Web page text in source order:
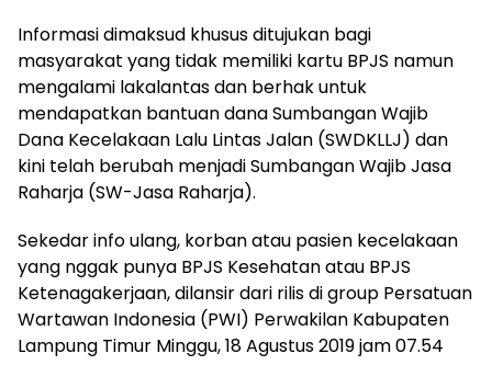
Informasi dimaksud khusus ditujukan bagi
masyarakat yang tidak memiliki kartu BPJS namun
mengalami lakalantas dan berhak untuk
mendapatkan bantuan dana Sumbangan Wajib
Dana Kecelakaan Lalu Lintas Jalan (SWDKLLJ) dan
kini telah berubah menjadi Sumbangan Wajib Jasa
Raharja (SW-Jasa Raharja).
Sekedar info ulang, korban atau pasien kecelakaan
yang nggak punya BPJS Kesehatan atau BPJS
Ketenagakerjaan, dilansir dari rilis di group Persatuan
Wartawan Indonesia (PWI) Perwakilan Kabupaten
Lampung Timur Minggu, 18 Agustus 2019 jam 07.54